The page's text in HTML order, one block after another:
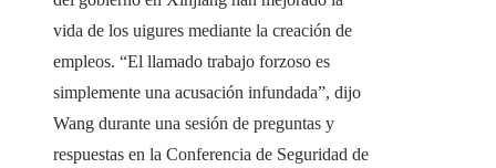
vida de los uigures mediante la creación de
empleos. “El llamado trabajo forzoso es
simplemente una acusación infundada”, dijo
Wang durante una sesión de preguntas y
respuestas en la Conferencia de Seguridad de